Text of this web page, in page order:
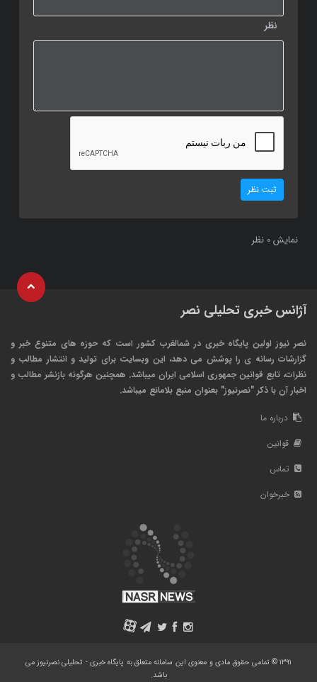
نظر
ثبت نظر
نمایش 0 نظر
آژانس خبری تحلیلی نصر
نصر نیوز اولین پایگاه خبری در شمالغرب کشور است که حوزه های متنوع خبر و
گزارشات رسانه ی را پوشش می دهد، این وبسایت برای تولید و انتشار مطالب و
نظرات، تابع قوانین جمهوری اسلامی ایران میباشد. همچنین هرگونه بازنشر مطالب و
اخبار آن با ذکر "نصرنیوز" بعنوان منبع بلامانع میباشد.
درباره ما
قوانین
تماس
خبرخوان
A
۱۳۹۱ © تمامی حقوق مادی و معنوی این سامانه متعلق به پایگاه خبری - تحلیلی نصرنیوز می
باشد.